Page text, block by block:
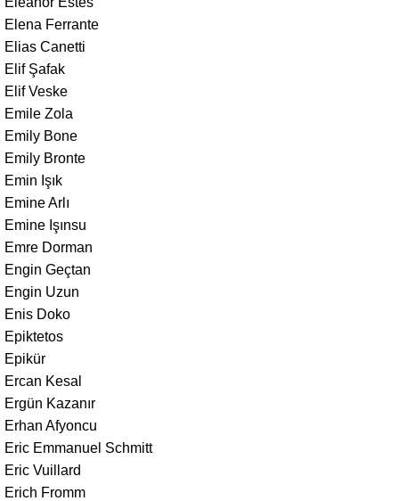
Elena Ferrante
Elias Canetti
Elif Şafak
Elif Veske
Emile Zola
Emily Bone
Emily Bronte
Emin Işık
Emine Arlı
Emine Işınsu
Emre Dorman
Engin Geçtan
Engin Uzun
Enis Doko
Epiktetos
Epikür
Ercan Kesal
Ergün Kazanır
Erhan Afyoncu
Eric Emmanuel Schmitt
Eric Vuillard
Erich Fromm